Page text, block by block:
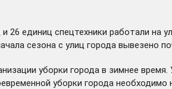
единиц спецтехники работали на
сезона с улиц города вывезено
уборки города в зимнее время.
уборки города